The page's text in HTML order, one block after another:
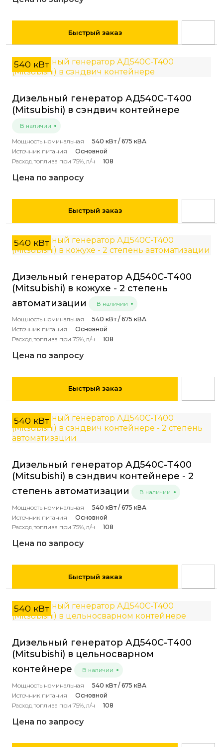
Быстрый заказ
540 кВт
Дизельный генератор АД540С-Т400
(Mitsubishi) в сэндвич контейнере
В наличии
Мощность номинальная
540 кВт / 675 кВА
Источник питания
Основной
Расход топлива при 75%, л/ч
108
Цена по запросу
Быстрый заказ
540 кВт
Дизельный генератор АД540С-Т400
(Mitsubishi) в кожухе - 2 степень
автоматизации
В наличии
Мощность номинальная
540 кВт / 675 кВА
Источник питания
Основной
Расход топлива при 75%, л/ч
108
Цена по запросу
Быстрый заказ
540 кВт
Дизельный генератор АД540С-Т400
(Mitsubishi) в сэндвич контейнере - 2
степень автоматизации
В наличии
Мощность номинальная
540 кВт / 675 кВА
Источник питания
Основной
Расход топлива при 75%, л/ч
108
Цена по запросу
Быстрый заказ
540 кВт
Дизельный генератор АД540С-Т400
(Mitsubishi) в цельносварном
контейнере
В наличии
Мощность номинальная
540 кВт / 675 кВА
Источник питания
Основной
Расход топлива при 75%, л/ч
108
Цена по запросу